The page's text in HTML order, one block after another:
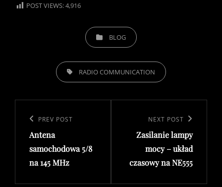
POST VIEWS:4,916
CATEGORIESBLOG
TAGS, RADIO COMMUNICATION
navigation
Previous
Post
PREV POST
Antena
samochodowa 5/8
na 145 MHz
Post
NEXT POST
Zasilanie lampy
mocy – układ
czasowy na NE555